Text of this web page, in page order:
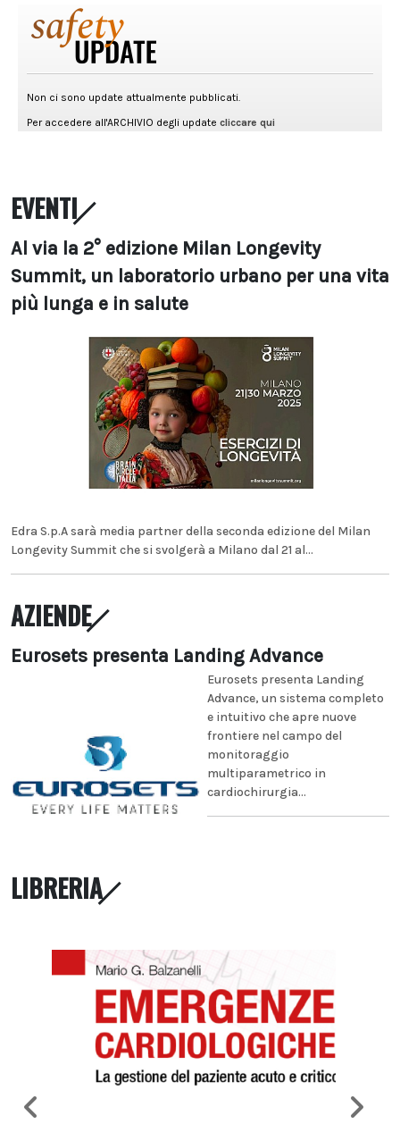
EVENTI
Al via la 2° edizione Milan Longevity
Summit, un laboratorio urbano per una vita
più lunga e in salute
Edra S.p.A sarà media partner della seconda edizione del Milan
Longevity Summit che si svolgerà a Milano dal 21 al...
AZIENDE
Eurosets presenta Landing Advance
Eurosets presenta Landing
Advance, un sistema completo
e intuitivo che apre nuove
frontiere nel campo del
monitoraggio
multiparametrico in
cardiochirurgia...
LIBRERIA